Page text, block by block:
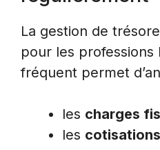
La gestion de
pour les professions
fréquent permet
les charges
les